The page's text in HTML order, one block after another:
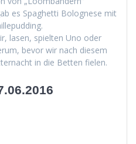
es Spaghet­ti Bolog­nese mit
lasen, spiel­ten Uno oder
bevor wir nach diesem
in die Bet­ten fielen.